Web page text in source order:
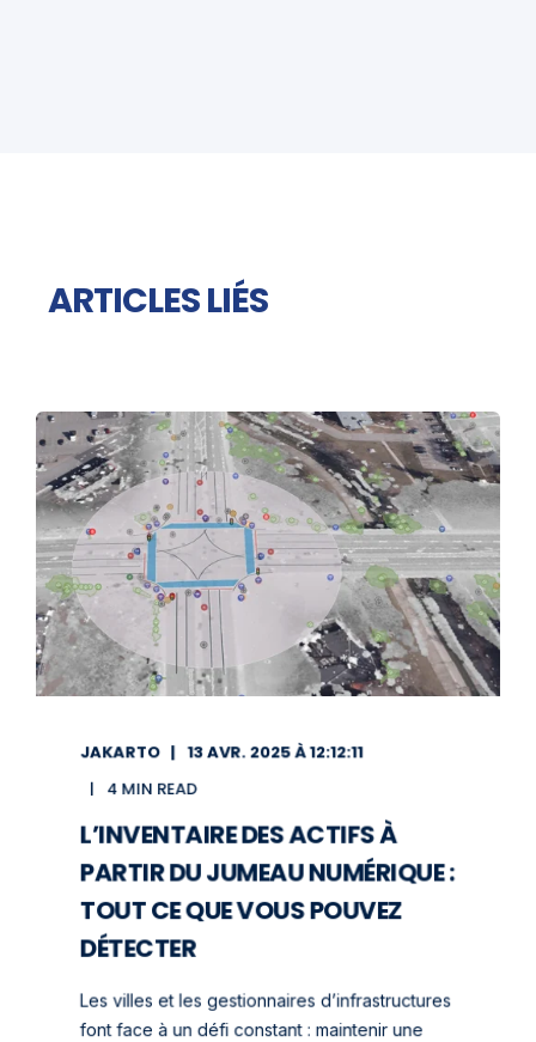
ARTICLES LIÉS
JAKARTO
13 AVR. 2025 À 12:12:11
4 MIN READ
L’INVENTAIRE DES ACTIFS À
PARTIR DU JUMEAU NUMÉRIQUE :
TOUT CE QUE VOUS POUVEZ
DÉTECTER
Les villes et les gestionnaires d’infrastructures
font face à un défi constant : maintenir une